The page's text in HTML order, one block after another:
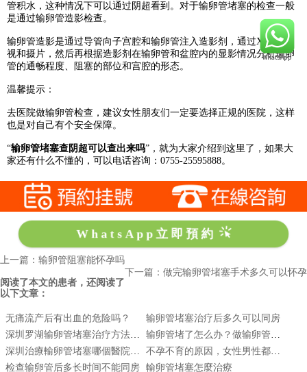
管积水，这种情况下可以通过阴超看到。对于输卵管堵塞的检查一般
是通过输卵管造影检查。
输卵管造影是通过导管向子宫腔和输卵管注入造影剂，通过X线来透
视和摄片，然后再根据造影剂在输卵管和盆腔内的显影情况分析输卵
管的通畅程度、阻塞的部位和宫腔的形态。
温馨提示：
去医院做输卵管检查，建议女性朋友们一定要选择正规的医院，这样
也是对自己有个安全保障。
“输卵管堵塞查阴超可以查出来吗”，就为大家介绍到这里了，如果大
家还有什么不懂的，可以电话咨询：0755-25595888。
WhatsApp立即預約
上一篇：输卵管阻塞能怀孕吗
下一篇：做完输卵管堵塞手术多久可以怀孕
阅读了本文的患者，还阅读了
以下文章：
无痛流产后有出血的危险吗？
输卵管堵塞治疗后多久可以同房
检查输卵管后多长时间不能同房
輸卵管堵塞怎麼治療